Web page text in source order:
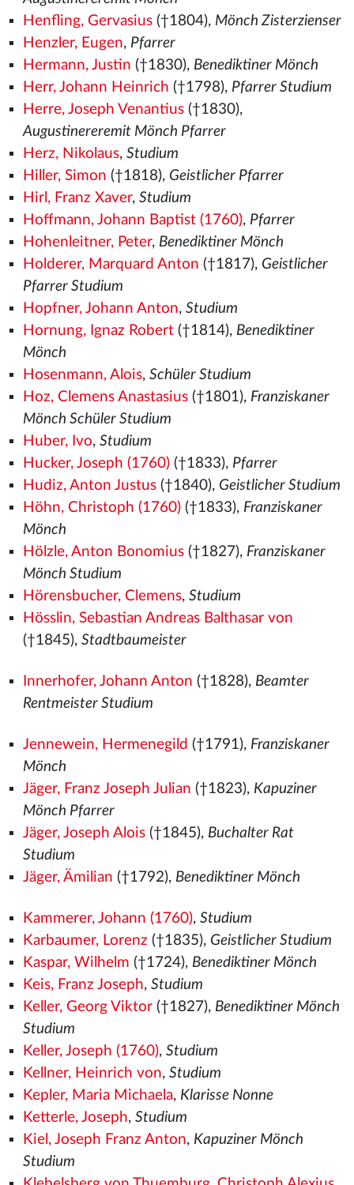
Henfling, Gervasius(†1804), Mönch Zisterzienser
Henzler, Eugen, Pfarrer
Hermann, Justin (†1830), Benediktiner Mönch
Herr, Johann Heinrich (†1798), Pfarrer Studium
Herre, Joseph Venantius(†1830),
Augustinereremit Mönch Pfarrer
Herz, Nikolaus, Studium
Hiller, Simon (†1818), Geistlicher Pfarrer
Hirl, Franz Xaver, Studium
Hoffmann, Johann Baptist (1760), Pfarrer
Hohenleitner, Peter, Benediktiner Mönch
Holderer, Marquard Anton (†1817), Geistlicher
Pfarrer Studium
Hopfner, Johann Anton, Studium
Hornung, Ignaz Robert(†1814), Benediktiner
Mönch
Hosenmann, Alois, Schüler Studium
Hoz, Clemens Anastasius(†1801), Franziskaner
Mönch Schüler Studium
Huber, Ivo, Studium
Hucker, Joseph (1760)(†1833), Pfarrer
Hudiz, Anton Justus(†1840), Geistlicher Studium
Höhn, Christoph (1760)(†1833), Franziskaner
Mönch
Hölzle, Anton Bonomius(†1827), Franziskaner
Mönch Studium
Hörensbucher, Clemens, Studium
Hösslin, Sebastian Andreas Balthasar von
(†1845), Stadtbaumeister
Innerhofer, Johann Anton (†1828), Beamter
Rentmeister Studium
Jennewein, Hermenegild (†1791), Franziskaner
Mönch
Jäger, Franz Joseph Julian (†1823), Kapuziner
Mönch Pfarrer
Jäger, Joseph Alois(†1845), Buchalter Rat
Studium
Jäger, Ämilian (†1792), Benediktiner Mönch
Kammerer, Johann (1760), Studium
Karbaumer, Lorenz (†1835), Geistlicher Studium
Kaspar, Wilhelm (†1724), Benediktiner Mönch
Keis, Franz Joseph, Studium
Keller, Georg Viktor(†1827), Benediktiner Mönch
Studium
Keller, Joseph (1760), Studium
Kellner, Heinrich von, Studium
Kepler, Maria Michaela, Klarisse Nonne
Ketterle, Joseph, Studium
Kiel, Joseph Franz Anton, Kapuziner Mönch
Studium